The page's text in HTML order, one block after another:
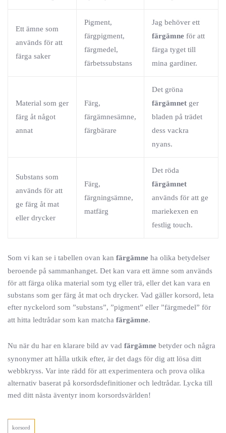
Ett ämne som
används för att
färga saker
Pigment,
färgpigment,
färgmedel,
färbetssubstans
Jag behöver ett
färgämne för att
färga tyget till
mina gardiner.
Material som ger
färg åt något
annat
Färg,
färgämnesämne,
färgbärare
Det gröna
färgämnet ger
bladen på trädet
dess vackra
nyans.
Substans som
används för att
ge färg åt mat
eller drycker
Färg,
färgningsämne,
matfärg
Det röda
färgämnet
används för att ge
mariekexen en
festlig touch.
Som vi kan se i tabellen ovan kan färgämne ha olika betydelser
beroende på sammanhanget. Det kan vara ett ämne som används
för att färga olika material som tyg eller trä, eller det kan vara en
substans som ger färg åt mat och drycker. Vad gäller korsord, leta
efter nyckelord som ”substans”, ”pigment” eller ”färgmedel” för
att hitta ledtrådar som kan matcha färgämne.
Nu när du har en klarare bild av vad färgämne betyder och några
synonymer att hålla utkik efter, är det dags för dig att lösa ditt
webbkryss. Var inte rädd för att experimentera och prova olika
alternativ baserat på korsordsdefinitioner och ledtrådar. Lycka till
med ditt nästa äventyr inom korsordsvärlden!
korsord